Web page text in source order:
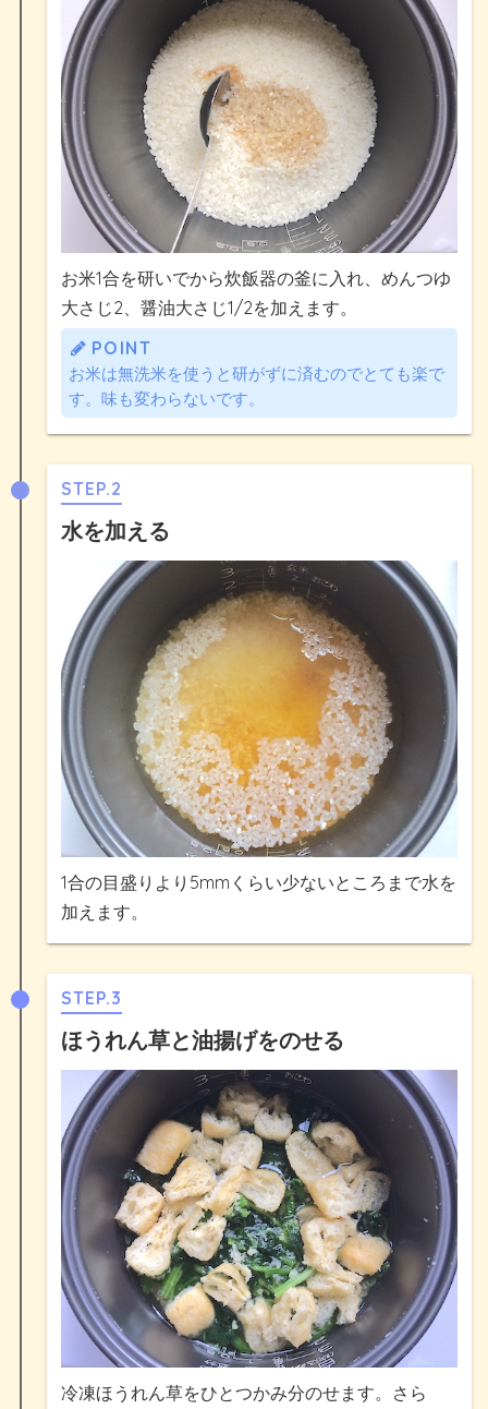
お米1合を研いでから炊飯器の釜に入れ、めんつゆ
大さじ2、醤油大さじ1/2を加えます。
POINT
お米は無洗米を使うと研がずに済むのでとても楽で
す。味も変わらないです。
STEP.2
水を加える
1合の目盛りより5mmくらい少ないところまで水を
加えます。
STEP.3
ほうれん草と油揚げをのせる
冷凍ほうれん草をひとつかみ分のせます。さら